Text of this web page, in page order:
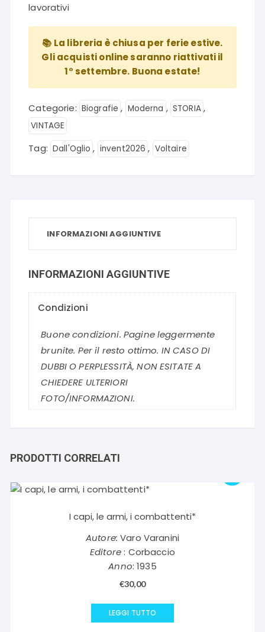
lavorativi
📚 La libreria è chiusa per ferie estive.
Gli acquisti online saranno riattivati il
1° settembre. Buona estate!
Categorie: Biografie , Moderna , STORIA ,
VINTAGE
Tag: Dall'Oglio , invent2026 , Voltaire
INFORMAZIONI AGGIUNTIVE
INFORMAZIONI AGGIUNTIVE
Condizioni
Buone condizioni. Pagine leggermente
brunite. Per il resto ottimo. IN CASO DI
DUBBI O PERPLESSITÀ, NON ESITATE A
CHIEDERE ULTERIORI
FOTO/INFORMAZIONI.
PRODOTTI CORRELATI
I capi, le armi, i combattenti*
Autore: Varo Varanini
Editore: Corbaccio
Anno: 1935
€30,00
LEGGI TUTTO